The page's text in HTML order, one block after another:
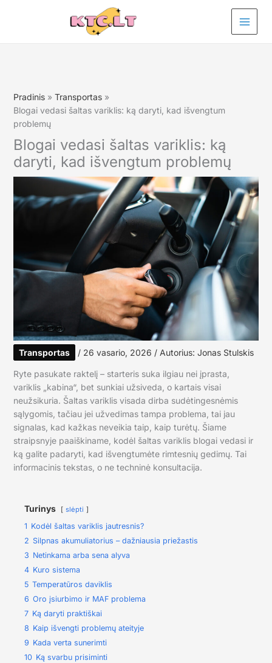
Pradinis
Transportas
Blogai vedasi šaltas variklis: ką daryti, kad išvengtum
problemų
Blogai vedasi šaltas variklis: ką
daryti, kad išvengtum problemų
Transportas / 26 vasario, 2026 / Autorius: Jonas Stulskis
Ryte pasukate raktelį – starteris suka ilgiau nei įprasta,
variklis „kabina“, bet sunkiai užsiveda, o kartais visai
neužsikuria. Šaltas variklis visada dirba sudėtingesnėmis
sąlygomis, tačiau jei užvedimas tampa problema, tai jau
signalas, kad kažkas neveikia taip, kaip turėtų. Šiame
straipsnyje paaiškiname, kodėl šaltas variklis blogai vedasi ir
ką galite padaryti, kad išvengtumėte rimtesnių gedimų. Tai
informacinis tekstas, o ne techninė konsultacija.
Turinys slėpti
1 Kodėl šaltas variklis jautresnis?
2 Silpnas akumuliatorius – dažniausia priežastis
3 Netinkama arba sena alyva
4 Kuro sistema
5 Temperatūros daviklis
6 Oro įsiurbimo ir MAF problema
7 Ką daryti praktiškai
8 Kaip išvengti problemų ateityje
9 Kada verta sunerimti
10 Ką svarbu prisiminti